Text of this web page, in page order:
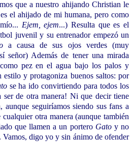
que a nuestro ahijando Christian le
el ahijado de mi humana, pero como
Ejem, ejem...) Resulta que es el
juvenil y su entrenador empezó un
a causa de sus ojos verdes (muy
señor) Además de tener una mirada
pez en el agua bajo los palos y
estilo y protagoniza buenos saltos: por
se ha ido convirtiendo para todos los
ser de otra manera! Ni que decir tiene
aunque seguiríamos siendo sus fans a
otra manera (aunque también
que llamen a un portero Gatoy no
Vamos, digo yo y sin ánimo de ofender